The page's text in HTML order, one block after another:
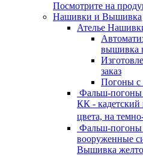
Посмотрите на
Нашивки и Вышивка
Ателье
вышивка
заказ
Погоны
Фальш-погоны
КК -
цвета, на
Фальш-погоны
вооруженные
Вышивка